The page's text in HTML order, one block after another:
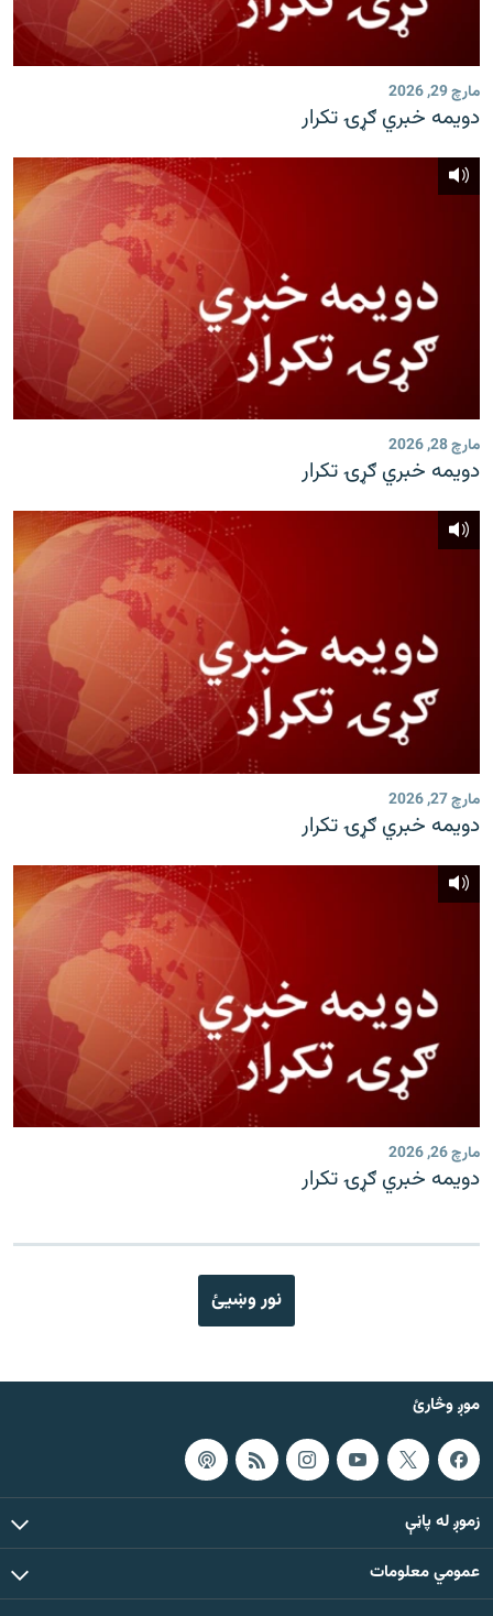
مارچ 29, 2026
دویمه خبري ګړۍ تکرار
مارچ 28, 2026
دویمه خبري ګړۍ تکرار
مارچ 27, 2026
دویمه خبري ګړۍ تکرار
مارچ 26, 2026
دویمه خبري ګړۍ تکرار
نور وښیئ
موږ وڅارئ
زموږ له پاڼې
عمومي معلومات